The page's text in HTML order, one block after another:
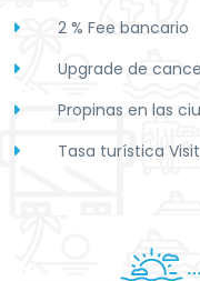
2 % Fee bancario
Upgrade de
Propinas en las
Tasa turística